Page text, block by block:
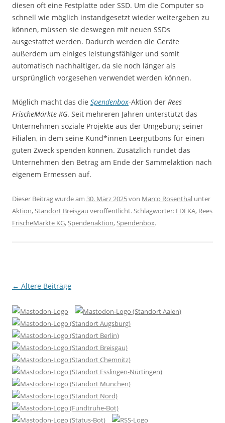
diesen oft eine Festplatte oder SSD. Um die Computer so
schnell wie möglich instandgesetzt wieder weitergeben zu
können, müssen sie deswegen mit neuen SSDs
ausgestattet werden. Dadurch werden die Geräte
außerdem um einiges leistungsfähiger und somit
automatisch nachhaltiger, da sie noch länger als
ursprünglich vorgesehen verwendet werden können.
Möglich macht das die Spendenbox-Aktion der Rees
FrischeMärkte KG. Seit mehreren Jahren unterstützt das
Unternehmen soziale Projekte aus der Umgebung seiner
Filialen, in dem seine Kund*innen Leergutbons für einen
guten Zweck spenden können. Zusätzlich rundet das
Unternehmen den Betrag am Ende der Sammelaktion nach
eigenem Ermessen auf.
Dieser Beitrag wurde am 30. März 2025von Marco Rosenthal unter
Aktion,Standort Breisgau veröffentlicht. Schlagwörter: EDEKA, Rees
FrischeMärkte KG,Spendenaktion,Spendenbox.
Beitragsnavigation
← Ältere Beiträge